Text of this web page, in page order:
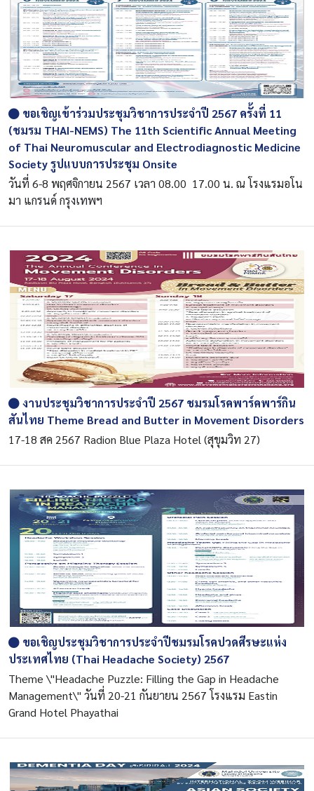
ขอเชิญเข้าร่วมประชุมวิชาการประจำปี 2567 ครั้งที่ 11
(ชมรม THAI-NEMS) The 11th Scientific Annual Meeting
of Thai Neuromuscular and Electrodiagnostic Medicine
Society รูปแบบการประชุม Onsite
วันที่ 6-8 พฤศจิกายน 2567 เวลา 08.00  17.00 น. ณ โรงแรมอโน
มา แกรนด์ กรุงเทพฯ
งานประชุมวิชาการประจำปี 2567 ชมรมโรคพาร์คพาร์กิน
สันไทย Theme Bread and Butter in Movement Disorders
17-18 สค 2567 Radion Blue Plaza Hotel (สุขุมวิท 27)
ขอเชิญประชุมวิชาการประจำปีชมรมโรคปวดศีรษะแห่ง
ประเทศไทย (Thai Headache Society) 2567
Theme \"Headache Puzzle: Filling the Gap in Headache
Management\" วันที่ 20-21 กันยายน 2567 โรงแรม Eastin
Grand Hotel Phayathai